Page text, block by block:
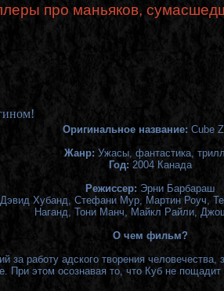
про маньяков,
Оригинальное название: Cube
Жанр: Ужасы, фантастика,
Год: 2004 Канада
Режиссер: Эрни Барбараш
Дэвид Хубанд, Стефани Мур, Мартин Роуч,
Наганд, Тони Манч, Майкл Райли,
О чем фильм?
за работу адского творения
этом осознавая то, что Куб не пощадит